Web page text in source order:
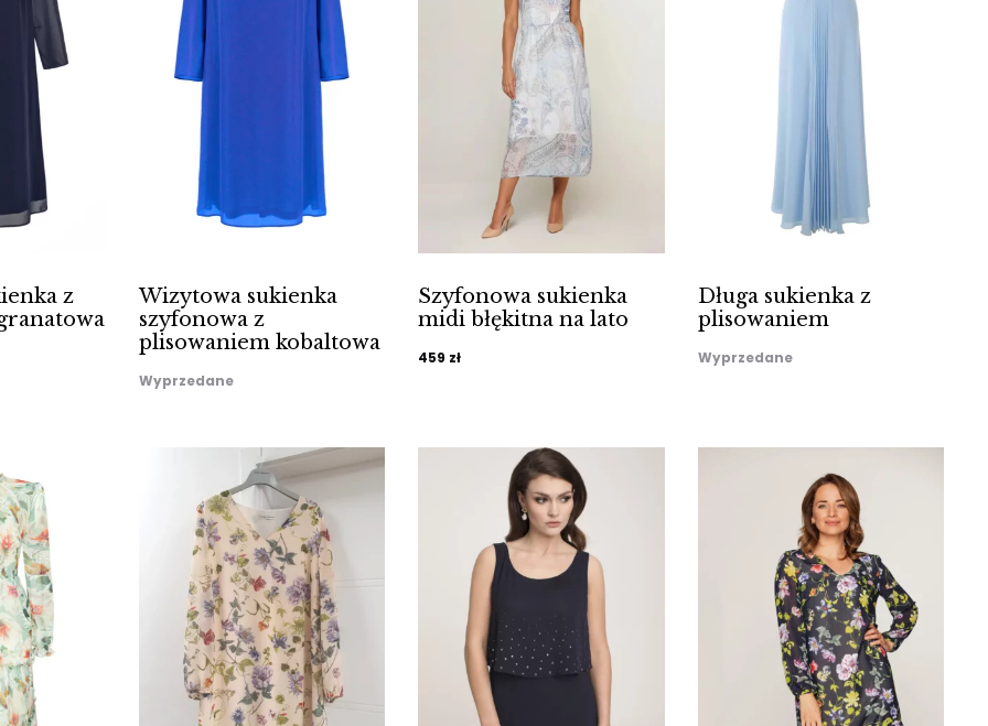
z
Wizytowa sukienka
szyfonowa z
plisowaniem kobaltowa
Wyprzedane
Szyfonowa sukienka
midi błękitna na lato
459 zł
Długa sukienka z
plisowaniem
Wyprzedane